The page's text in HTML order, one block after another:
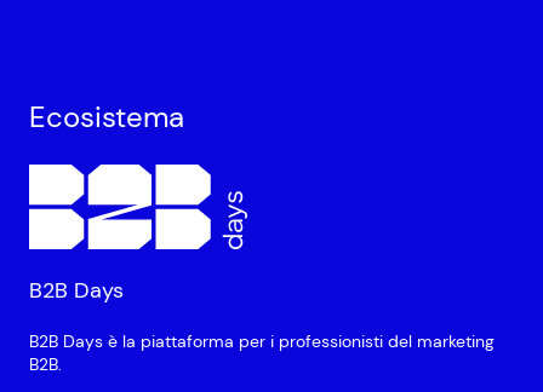
Ecosistema
B2B Days
B2B Days è la piattaforma per i professionisti del marketing
B2B.